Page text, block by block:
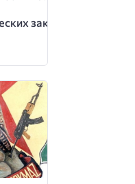
заключенных